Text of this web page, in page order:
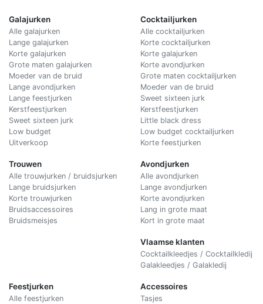
Galajurken
Alle galajurken
Lange galajurken
Korte galajurken
Grote maten galajurken
Moeder van de bruid
Lange avondjurken
Lange feestjurken
Kerstfeestjurken
Sweet sixteen jurk
Low budget
Uitverkoop
Trouwen
Alle trouwjurken / bruidsjurken
Lange bruidsjurken
Korte trouwjurken
Bruidsaccessoires
Bruidsmeisjes
Cocktailjurken
Alle cocktailjurken
Korte cocktailjurken
Korte galajurken
Korte avondjurken
Grote maten cocktailjurken
Moeder van de bruid
Sweet sixteen jurk
Kerstfeestjurken
Little black dress
Low budget cocktailjurken
Korte feestjurken
Avondjurken
Alle avondjurken
Lange avondjurken
Korte avondjurken
Lang in grote maat
Kort in grote maat
Vlaamse klanten
Cocktailkleedjes / Cocktailkledij
Galakleedjes / Galakledij
Feestjurken
Alle feestjurken
Accessoires
Tasjes